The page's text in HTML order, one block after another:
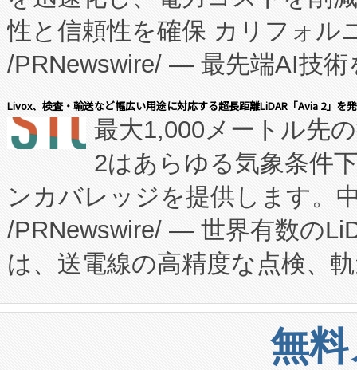
に、患者やサプライチェーン
キー方式で拡張性が高く、持
す。FCCM‑を活用した現地生
患者にとっての費用負担を大
のアクセスを大幅に拡大する
Fully-Connected Continuous
プログラムには、施設設計・
に関する技術移転および知的
構造化トレーニングカリキュ
上げおよび商用化段階におけ
性と信頼性を確保 カリフォル
/PRNewswire/ — 最先端AI技術
会社エーアイ・アンド：本社
President原信平）と、エンタ
ードするVoltaiqは、日本にあ
ーエネルギー貯蔵システム（
た。 Voltaiq独自のAI搭載プラ
定、統合、導入、運用に至る
安全性を追跡し、確保する事
増加しているデータセンター
Livox、検査・輸送など幅広い用途に対応する超長距離LiDAR「Avia 2」を
最大1,000メートル先
2はあらゆる気象条件
ンカバレッジを提供します。
/PRNewswire/ — 世界有数の
は、送電線の高精度な点検、
や穀物倉庫におけるバルク材
リューション「Avia 2」を発
したAvia 2は、1,000メート
無